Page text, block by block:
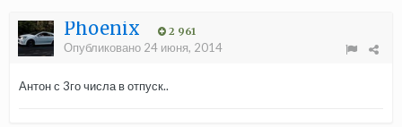
Phoenix 2 961
Опубликовано 24 июня, 2014
Антон с 3го числа в отпуск..